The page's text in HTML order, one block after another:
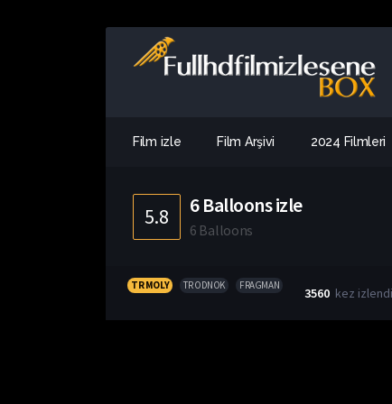
Film izle Film Arşivi 2024 Filmleri
5.8 6 Balloons izle
6 Balloons
TR MOLY TR ODNOK FRAGMAN 3560 kez izlendi